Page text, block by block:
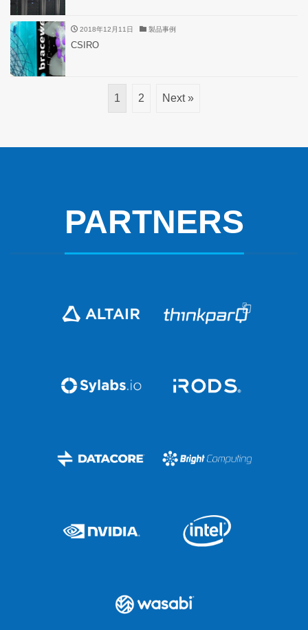
2018年12月11日 製品事例
CSIRO
1 2 Next »
PARTNERS